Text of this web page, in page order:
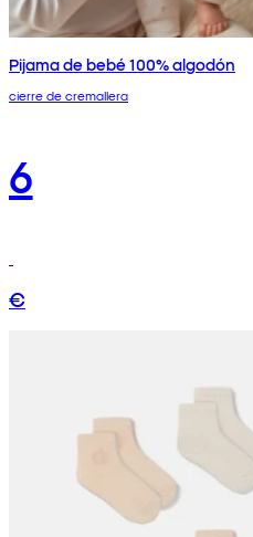
Pijama de bebé 100% algodón
cierre de cremallera
6
€